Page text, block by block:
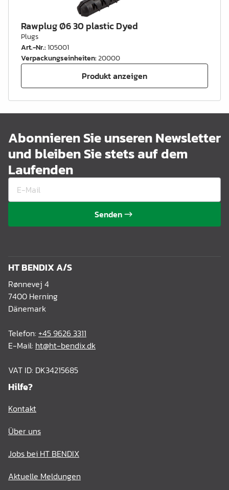
Rawplug Ø6 30 plastic Dyed
Plugs
Art.-Nr.:105001
Verpackungseinheiten:20000
Produkt anzeigen
Abonnieren Sie unseren Newsletter
und bleiben Sie stets auf dem
Laufenden
Senden
HT BENDIX A/S
Rønnevej 4
7400 Herning
Dänemark
Telefon: +45 9626 3311
E-Mail: ht@ht-bendix.dk
VAT ID: DK34215685
Hilfe?
Kontakt
Über uns
Jobs bei HT BENDIX
Aktuelle Meldungen